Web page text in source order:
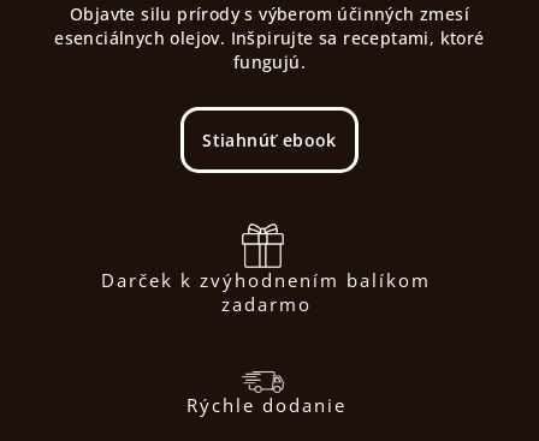
Objavte silu prírody s výberom účinných zmesí
esenciálnych olejov. Inšpirujte sa receptami, ktoré
fungujú.
Stiahnúť ebook
Darček k zvýhodnením balíkom
zadarmo
Rýchle dodanie